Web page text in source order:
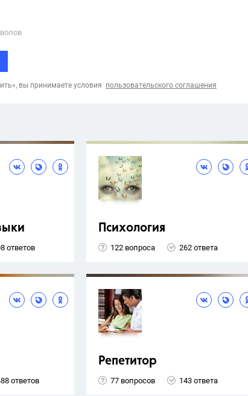
вы принимаете условия пользовательского соглашения
ответов
Психология
122 вопроса 262 ответа
ответов
Репетитор
77 вопросов 143 ответа